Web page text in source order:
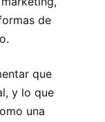
de
que
y lo que
una